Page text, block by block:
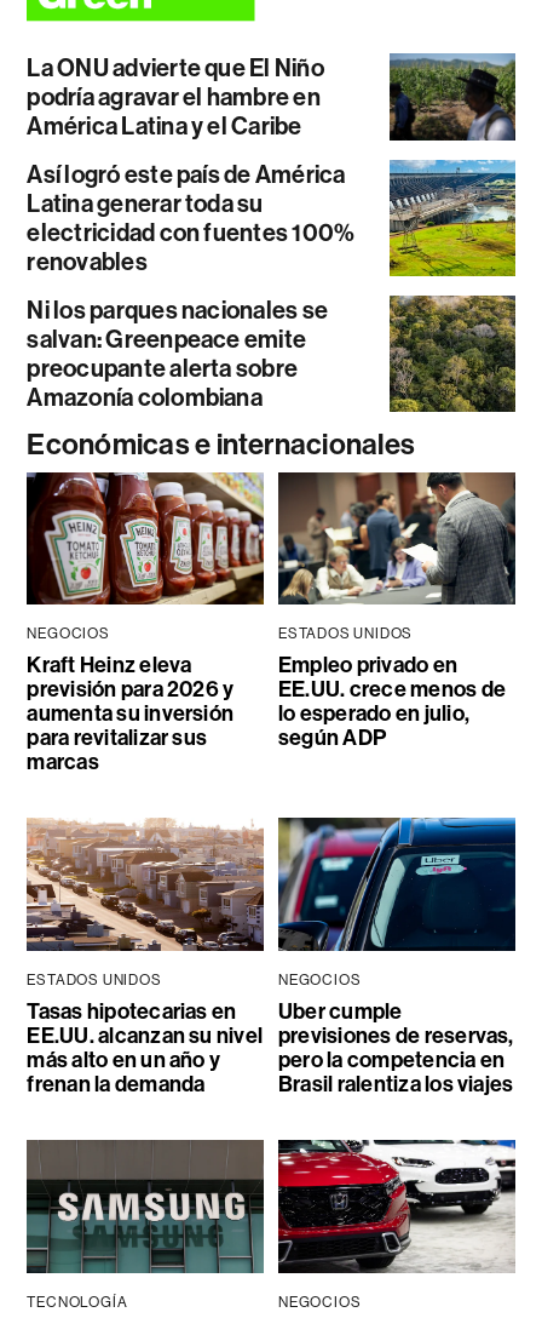
La ONU advierte que El Niño
podría agravar el hambre en
América Latina y el Caribe
Así logró este país de América
Latina generar toda su
electricidad con fuentes 100%
renovables
Ni los parques nacionales se
salvan: Greenpeace emite
preocupante alerta sobre
Amazonía colombiana
Económicas e internacionales
NEGOCIOS
Kraft Heinz eleva
previsión para 2026 y
aumenta su inversión
para revitalizar sus
marcas
ESTADOS UNIDOS
Empleo privado en
EE.UU. crece menos de
lo esperado en julio,
según ADP
ESTADOS UNIDOS
Tasas hipotecarias en
EE.UU. alcanzan su nivel
más alto en un año y
frenan la demanda
NEGOCIOS
Uber cumple
previsiones de reservas,
pero la competencia en
Brasil ralentiza los viajes
TECNOLOGÍA NEGOCIOS